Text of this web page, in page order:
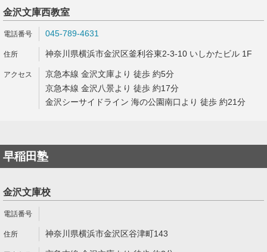
金沢文庫西教室
045-789-4631
神奈川県横浜市金沢区釜利谷東2-3-10 いしかたビル 1F
京急本線 金沢文庫より 徒歩 約5分
京急本線 金沢八景より 徒歩 約17分
金沢シーサイドライン 海の公園南口より 徒歩 約21分
早稲田塾
金沢文庫校
神奈川県横浜市金沢区谷津町143